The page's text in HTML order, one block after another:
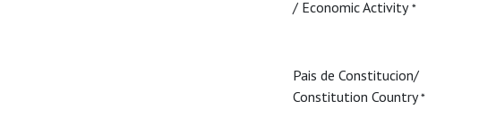
/ Economic Activity*
Pais de Constitucion/
Constitution Country*